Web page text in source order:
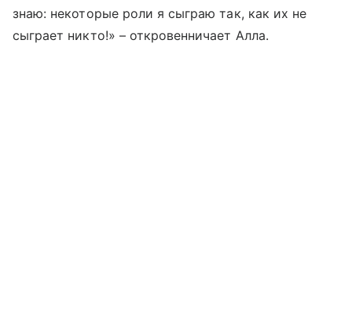
знаю: некоторые роли я сыграю так, как их не
сыграет никто!» – откровенничает Алла.